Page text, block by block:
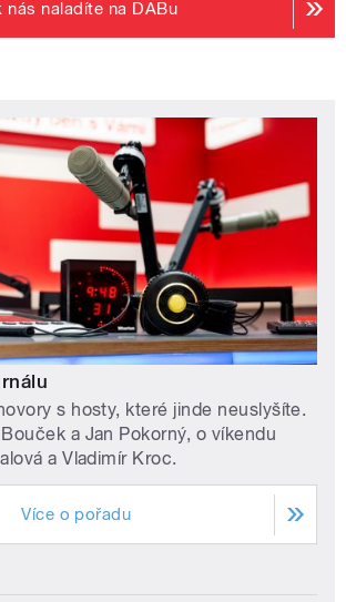
nás naladíte na DABu
s hosty, které jinde neuslyšíte.
a Jan Pokorný, o víkendu
a Vladimír Kroc.
Více o pořadu